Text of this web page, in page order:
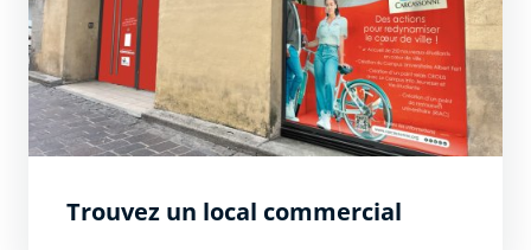
Trouvez un local commercial